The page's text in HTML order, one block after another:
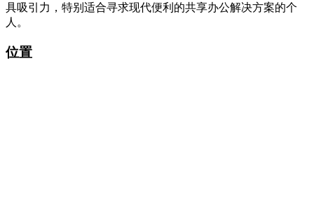
具吸引力，特别适合寻求现代便利的共享办公解决方案的个
人。
位置